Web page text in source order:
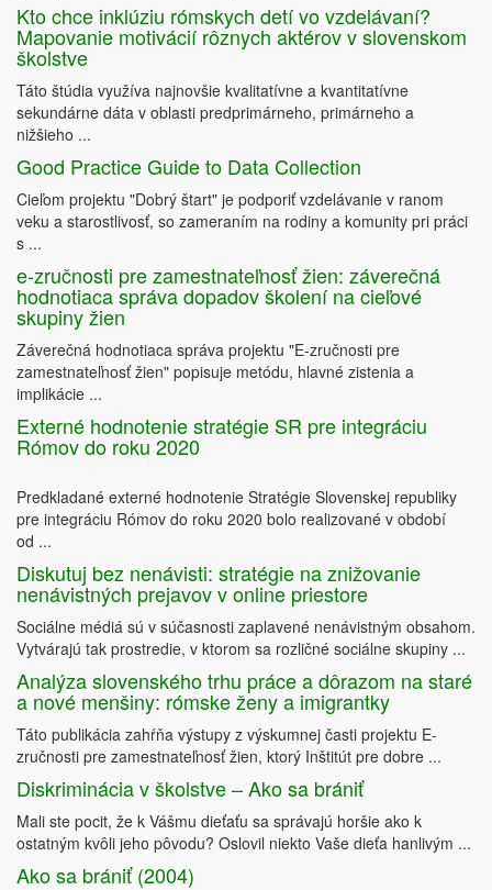
Kto chce inklúziu rómskych detí vo vzdelávaní?
Mapovanie motivácií rôznych aktérov v slovenskom
školstve
Táto štúdia využíva najnovšie kvalitatívne a kvantitatívne
sekundárne dáta v oblasti predprimárneho, primárneho a
nižšieho ...
Good Practice Guide to Data Collection
Cieľom projektu "Dobrý štart" je podporiť vzdelávanie v ranom
veku a starostlivosť, so zameraním na rodiny a komunity pri práci
s ...
e-zručnosti pre zamestnateľnosť žien: záverečná
hodnotiaca správa dopadov školení na cieľové
skupiny žien
Záverečná hodnotiaca správa projektu "E-zručnosti pre
zamestnateľnosť žien" popisuje metódu, hlavné zistenia a
implikácie ...
Externé hodnotenie stratégie SR pre integráciu
Rómov do roku 2020
Predkladané externé hodnotenie Stratégie Slovenskej republiky
pre integráciu Rómov do roku 2020 bolo realizované v období
od ...
Diskutuj bez nenávisti: stratégie na znižovanie
nenávistných prejavov v online priestore
Sociálne médiá sú v súčasnosti zaplavené nenávistným obsahom.
Vytvárajú tak prostredie, v ktorom sa rozličné sociálne skupiny ...
Analýza slovenského trhu práce a dôrazom na staré
a nové menšiny: rómske ženy a imigrantky
Táto publikácia zahŕňa výstupy z výskumnej časti projektu E-
zručnosti pre zamestnateľnosť žien, ktorý Inštitút pre dobre ...
Diskriminácia v školstve – Ako sa brániť
Mali ste pocit, že k Vášmu dieťaťu sa správajú horšie ako k
ostatným kvôli jeho pôvodu? Oslovil niekto Vaše dieťa hanlivým ...
Ako sa brániť (2004)